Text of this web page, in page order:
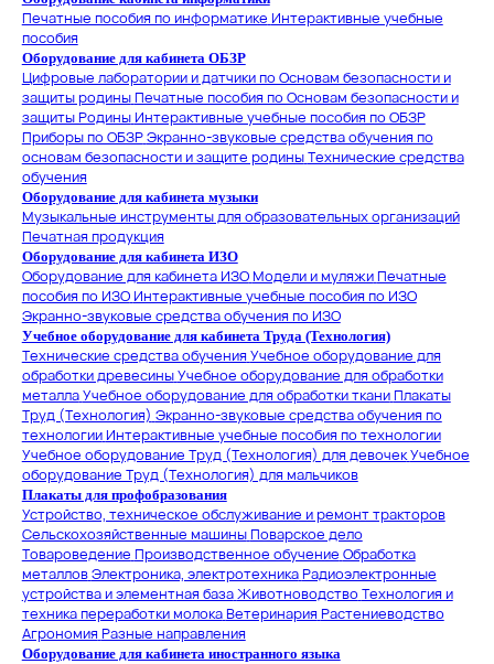
Печатные пособия по информатике Интерактивные учебные
пособия
Оборудование для кабинета ОБЗР
Цифровые лаборатории и датчики по Основам безопасности и
защиты родиныПечатные пособия по Основам безопасности и
защиты Родины Интерактивные учебные пособия по ОБЗР
Приборы по ОБЗРЭкранно-звуковые средства обучения по
основам безопасности и защите родиныТехнические средства
обучения
Оборудование для кабинета музыки
Музыкальные инструменты для образовательных организаций
Печатная продукция
Оборудование для кабинета ИЗО
Оборудование для кабинета ИЗОМодели и муляжиПечатные
пособия по ИЗО Интерактивные учебные пособия по ИЗО
Экранно-звуковые средства обучения по ИЗО
Учебное оборудование для кабинета Труда (Технология)
Технические средства обученияУчебное оборудование для
обработки древесиныУчебное оборудование для обработки
металлаУчебное оборудование для обработки тканиПлакаты
Труд (Технология) Экранно-звуковые средства обучения по
технологии Интерактивные учебные пособия по технологии
Учебное оборудование Труд (Технология) для девочекУчебное
оборудование Труд (Технология) для мальчиков
Плакаты для профобразования
Устройство, техническое обслуживание и ремонт тракторов
Сельскохозяйственные машиныПоварское дело
Товароведение Производственное обучение Обработка
металловЭлектроника, электротехникаРадиоэлектронные
устройства и элементная базаЖивотноводствоТехнология и
техника переработки молокаВетеринарияРастениеводство
АгрономияРазные направления
Оборудование для кабинета иностранного языка